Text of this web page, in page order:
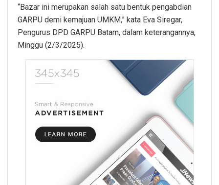
“Bazar ini merupakan salah satu bentuk pengabdian
GARPU demi kemajuan UMKM,” kata Eva Siregar,
Pengurus DPD GARPU Batam, dalam keterangannya,
Minggu (2/3/2025).